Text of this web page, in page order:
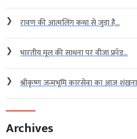
❯ रावण की आत्मलिंग कथा से जुड़ा है...
❯ भारतीय मूल की साधना पर वीजा फ्रॉड...
❯ श्रीकृष्ण जन्मभूमि कारसेवा का आज
Archives